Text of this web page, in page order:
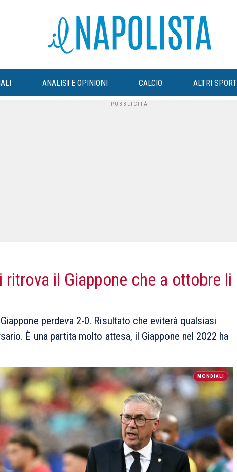
ANALISI E OPINIONI CALCIO ALTRI SPORT
il Giappone che a ottobre li
perdeva 2-0. Risultato che eviterà qualsiasi
È una partita molto attesa, il Giappone nel 2022 ha
MONDIALI